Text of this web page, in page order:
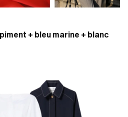
+ bleu marine + blanc